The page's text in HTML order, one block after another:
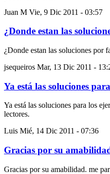
Juan M Vie, 9 Dic 2011 - 03:57
¿Donde estan las
¿Donde estan las soluciones por
jsequeiros Mar, 13 Dic 2011 -
Ya está las soluciones para
Ya está las soluciones para los
lectores.
Luis Mié, 14 Dic 2011 - 07:36
Gracias por su
Gracias por su amabilidad. me